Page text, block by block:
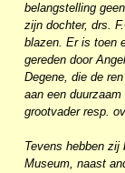
belangstelling
zijn dochter, drs.
blazen. Er is toen
gereden door
Degene, die de
aan een
grootvader resp.
Tevens hebben zij
Museum, naast